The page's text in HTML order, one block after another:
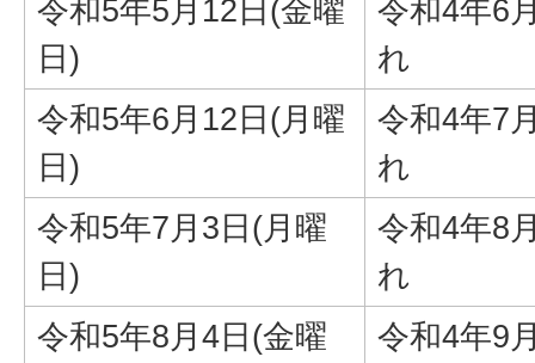
令和5年5月12日(金曜
日)
令和4年6
れ
令和5年6月12日(月曜
日)
令和4年7
れ
令和5年7月3日(月曜
日)
令和4年8
れ
令和5年8月4日(金曜
令和4年9